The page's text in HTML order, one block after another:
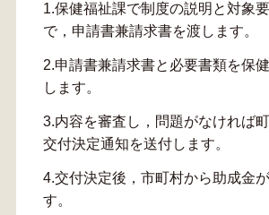
1.保健福祉課で制度の説明と対象
で，申請書兼請求書を渡します。
2.申請書兼請求書と必要書類を保
します。
3.内容を審査し，問題がなければ
交付決定通知を送付します。
4.交付決定後，市町村から助成金
す。